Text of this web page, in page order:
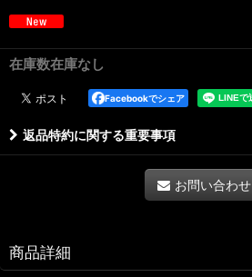
在庫数在庫なし
Facebookでシェア
返品特約に関する重要事項
お問い合わせ
商品詳細